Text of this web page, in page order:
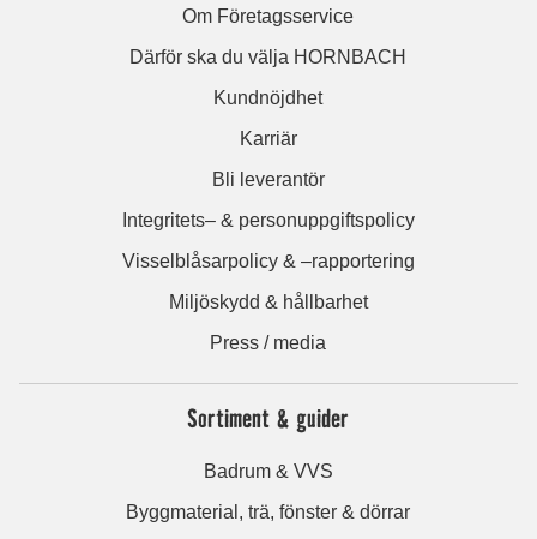
Om Företagsservice
Därför ska du välja HORNBACH
Kundnöjdhet
Karriär
Bli leverantör
Integritets– & personuppgiftspolicy
Visselblåsarpolicy & –rapportering
Miljöskydd & hållbarhet
Press / media
Sortiment & guider
Badrum & VVS
Byggmaterial, trä, fönster & dörrar